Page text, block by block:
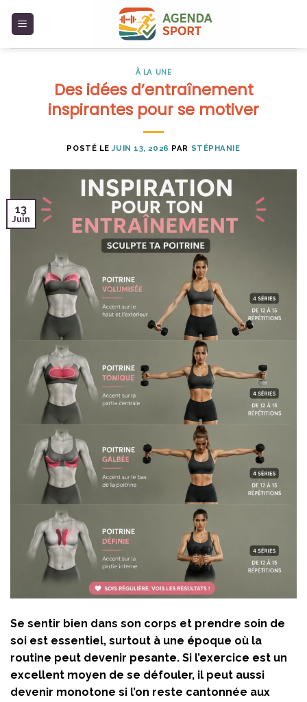
À LA UNE
Des idées d’entraînement
inspirantes pour se motiver
POSTÉ LEJUIN 13, 2026 PAR STÉPHANIE
13
Juin
Se sentir bien dans son corps et prendre soin de
soi est essentiel, surtout à une époque où la
routine peut devenir pesante. Si l’exercice est un
excellent moyen de se défouler, il peut aussi
devenir monotone si l’on reste cantonnée aux